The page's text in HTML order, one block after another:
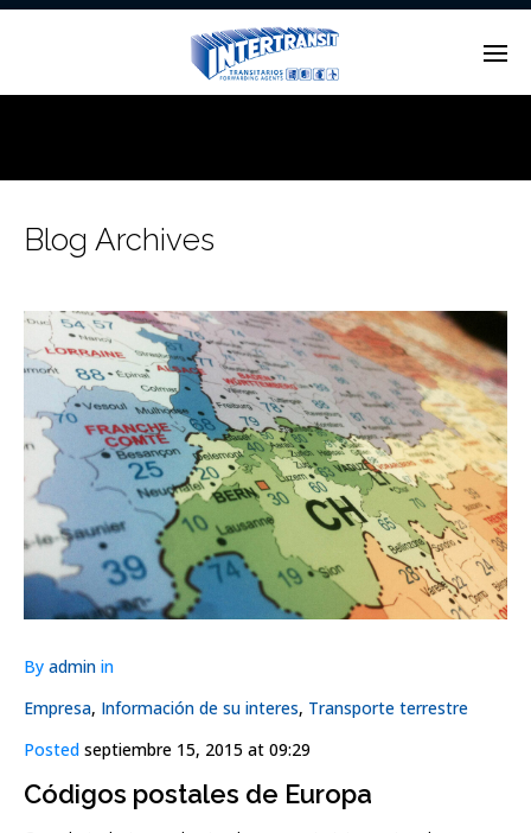
Blog Archives
By admin in
Empresa, Información de su interes, Transporte terrestre
Posted septiembre 15, 2015 at 09:29
Códigos postales de Europa